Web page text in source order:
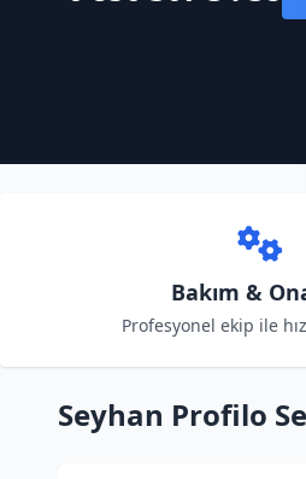
Bakım &
Profesyonel ekip ile
Seyhan Profilo